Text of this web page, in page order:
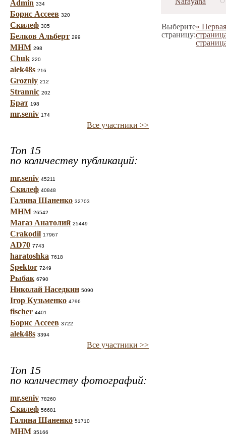
Admin 334
Борис Ассеев 320
Скилеф 305
Белков Альберт 299
МНМ 298
Chuk 220
alek48s 216
Grozniy 212
Strannic 202
Брат 198
mr.seniv 174
Все участники >>
Топ 15
по количеству публикаций:
mr.seniv 45211
Скилеф 40848
Галина Шаненко 32703
МНМ 26542
Магаз Анатолий 25449
Crakodil 17967
AD70 7743
haratoshka 7618
Spektor 7249
Рыбак 6790
Николай Наседкин 5090
Ігор Кузьменко 4796
fischer 4401
Борис Ассеев 3722
alek48s 3394
Все участники >>
Топ 15
по количеству фотографий:
mr.seniv 78260
Скилеф 56681
Галина Шаненко 51710
МНМ 35166
Выберите
страницу:
« Первая